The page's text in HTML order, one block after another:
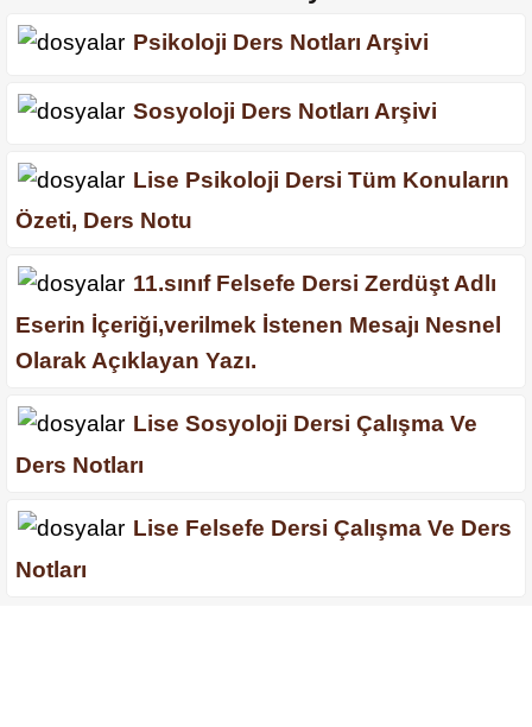
Psikoloji Ders Notları Arşivi
Sosyoloji Ders Notları Arşivi
Lise Psikoloji Dersi Tüm Konuların
Özeti, Ders Notu
11.sınıf Felsefe Dersi Zerdüşt Adlı
Eserin İçeriği,verilmek İstenen Mesajı Nesnel
Olarak Açıklayan Yazı.
Lise Sosyoloji Dersi Çalışma Ve
Ders Notları
Lise Felsefe Dersi Çalışma Ve Ders
Notları